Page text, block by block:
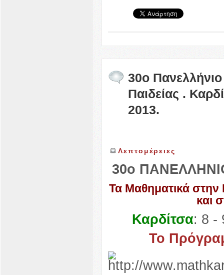
30o
Παιδείας .
2013.
Λεπτομέρειες
30ο
Τα Μαθηματικά στην
και
Καρδίτσα: 8 -
Το